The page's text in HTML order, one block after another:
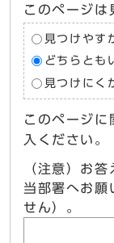
このページは
見つけやす
どちらとも
見つけにく
このページに
入ください。
（注意）お
当部署へお願
せん）。